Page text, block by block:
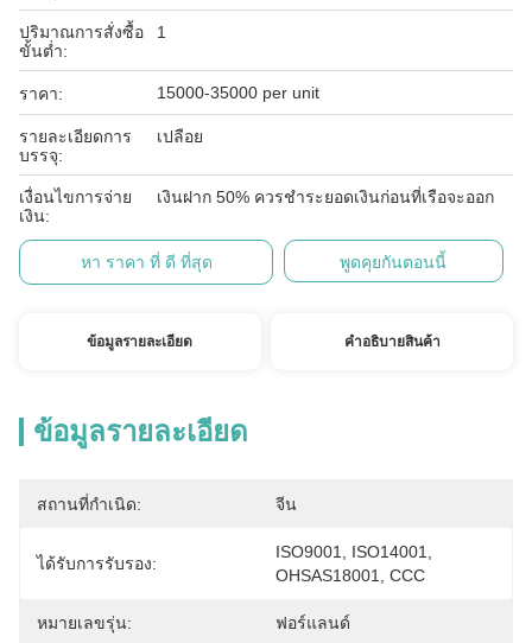
ปริมาณการสั่งซื้อ
ขั้นต่ำ:
1
ราคา: 15000-35000 per unit
รายละเอียดการ
บรรจุ:
เปลือย
เงื่อนไขการจ่าย
เงิน:
เงินฝาก 50% ควรชำระยอดเงินก่อนที่เรือจะออก
หา ราคา ที่ ดี ที่สุด พูดคุยกันตอนนี้
ข้อมูลรายละเอียด คําอธิบายสินค้า
ข้อมูลรายละเอียด
สถานที่กำเนิด: จีน
ได้รับการรับรอง:
ISO9001, ISO14001,
OHSAS18001, CCC
หมายเลขรุ่น: ฟอร์แลนด์